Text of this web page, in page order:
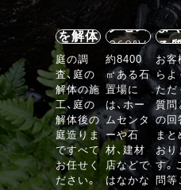
石の庭
を解体
する
庭の調
査、庭の
解体の施
工、庭の
解体後の
庭造りま
ですべて
お任せく
ださい。
内・ア
クセス
360°V
R
VIEW
約8400
㎡ある石
置場に
は、ホー
ムセンタ
ーや石
材、建材
店などで
はなかな
よ
る
お客
らよ
ただ
質問
の回
まと
おり
す。
問等